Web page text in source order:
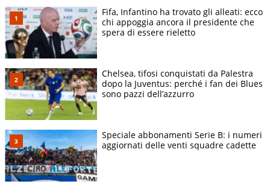
Fifa, Infantino ha trovato gli alleati: ecco
chi appoggia ancora il presidente che
spera di essere rieletto
Chelsea, tifosi conquistati da Palestra
dopo la Juventus: perché i fan dei Blues
sono pazzi dell’azzurro
Speciale abbonamenti Serie B: i numeri
aggiornati delle venti squadre cadette